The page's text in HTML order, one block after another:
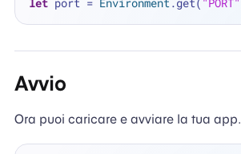
let port = Environment.get( "PORT"
Avvio
Ora puoi caricare e avviare la tua app.